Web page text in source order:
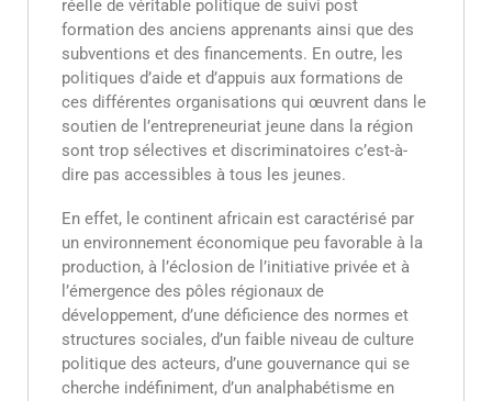
réelle de véritable politique de suivi post
formation des anciens apprenants ainsi que des
subventions et des financements. En outre, les
politiques d’aide et d’appuis aux formations de
ces différentes organisations qui œuvrent dans le
soutien de l’entrepreneuriat jeune dans la région
sont trop sélectives et discriminatoires c’est-à-
dire pas accessibles à tous les jeunes.
En effet, le continent africain est caractérisé par
un environnement économique peu favorable à la
production, à l’éclosion de l’initiative privée et à
l’émergence des pôles régionaux de
développement, d’une déficience des normes et
structures sociales, d’un faible niveau de culture
politique des acteurs, d’une gouvernance qui se
cherche indéfiniment, d’un analphabétisme en